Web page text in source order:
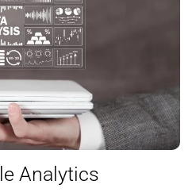
Analytics